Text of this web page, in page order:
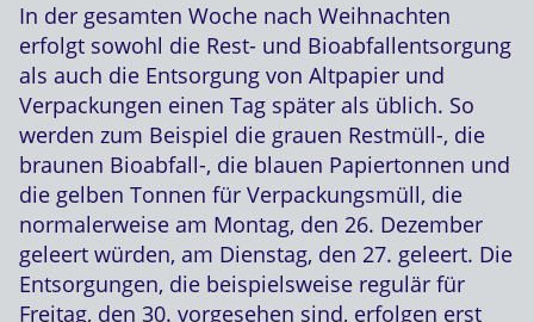
In der gesamten Woche nach Weihnachten
erfolgt sowohl die Rest- und Bioabfallentsorgung
als auch die Entsorgung von Altpapier und
Verpackungen einen Tag später als üblich. So
werden zum Beispiel die grauen Restmüll-, die
braunen Bioabfall-, die blauen Papiertonnen und
die gelben Tonnen für Verpackungsmüll, die
normalerweise am Montag, den 26. Dezember
geleert würden, am Dienstag, den 27. geleert. Die
Entsorgungen, die beispielsweise regulär für
Freitag, den 30. vorgesehen sind, erfolgen erst